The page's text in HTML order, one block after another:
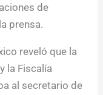
de
prensa.
reveló que la
la Fiscalía
al secretario de